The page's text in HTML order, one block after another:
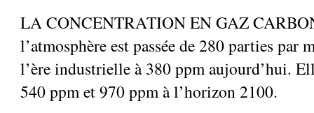
LA CONCENTRATION EN GAZ
l’atmosphère est passée de 280 parties
l’ère industrielle à 380 ppm aujourd’hui.
540 ppm et 970 ppm à l’horizon 2100.